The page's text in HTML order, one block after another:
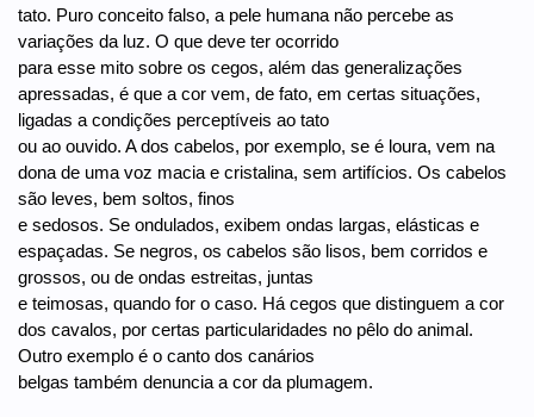
tato. Puro conceito falso, a pele humana não percebe as
variações da luz. O que deve ter ocorrido
para esse mito sobre os cegos, além das generalizações
apressadas, é que a cor vem, de fato, em certas situações,
ligadas a condições perceptíveis ao tato
ou ao ouvido. A dos cabelos, por exemplo, se é loura, vem na
dona de uma voz macia e cristalina, sem artifícios. Os cabelos
são leves, bem soltos, finos
e sedosos. Se ondulados, exibem ondas largas, elásticas e
espaçadas. Se negros, os cabelos são lisos, bem corridos e
grossos, ou de ondas estreitas, juntas
e teimosas, quando for o caso. Há cegos que distinguem a cor
dos cavalos, por certas particularidades no pêlo do animal.
Outro exemplo é o canto dos canários
belgas também denuncia a cor da plumagem.